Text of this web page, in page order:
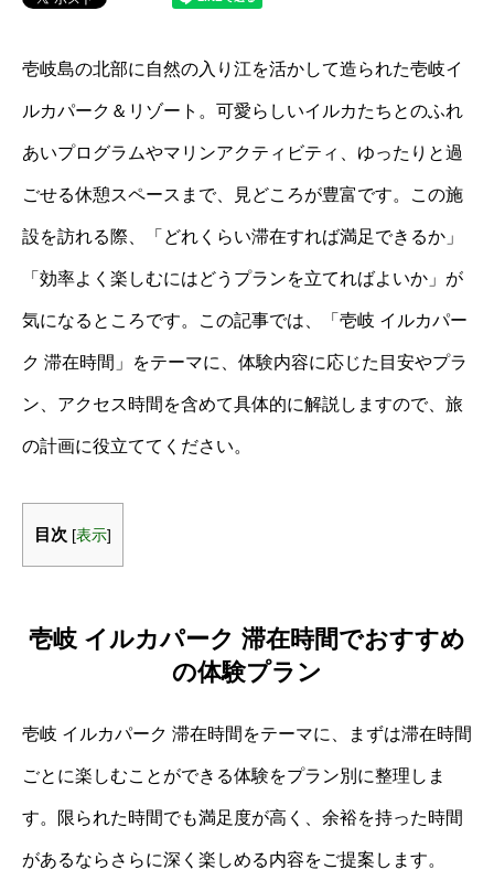
壱岐島の北部に自然の入り江を活かして造られた壱岐イ
ルカパーク＆リゾート。可愛らしいイルカたちとのふれ
あいプログラムやマリンアクティビティ、ゆったりと過
ごせる休憩スペースまで、見どころが豊富です。この施
設を訪れる際、「どれくらい滞在すれば満足できるか」
「効率よく楽しむにはどうプランを立てればよいか」が
気になるところです。この記事では、「壱岐 イルカパー
ク 滞在時間」をテーマに、体験内容に応じた目安やプラ
ン、アクセス時間を含めて具体的に解説しますので、旅
の計画に役立ててください。
目次 [表示]
壱岐 イルカパーク 滞在時間でおすすめ
の体験プラン
壱岐 イルカパーク 滞在時間をテーマに、まずは滞在時間
ごとに楽しむことができる体験をプラン別に整理しま
す。限られた時間でも満足度が高く、余裕を持った時間
があるならさらに深く楽しめる内容をご提案します。